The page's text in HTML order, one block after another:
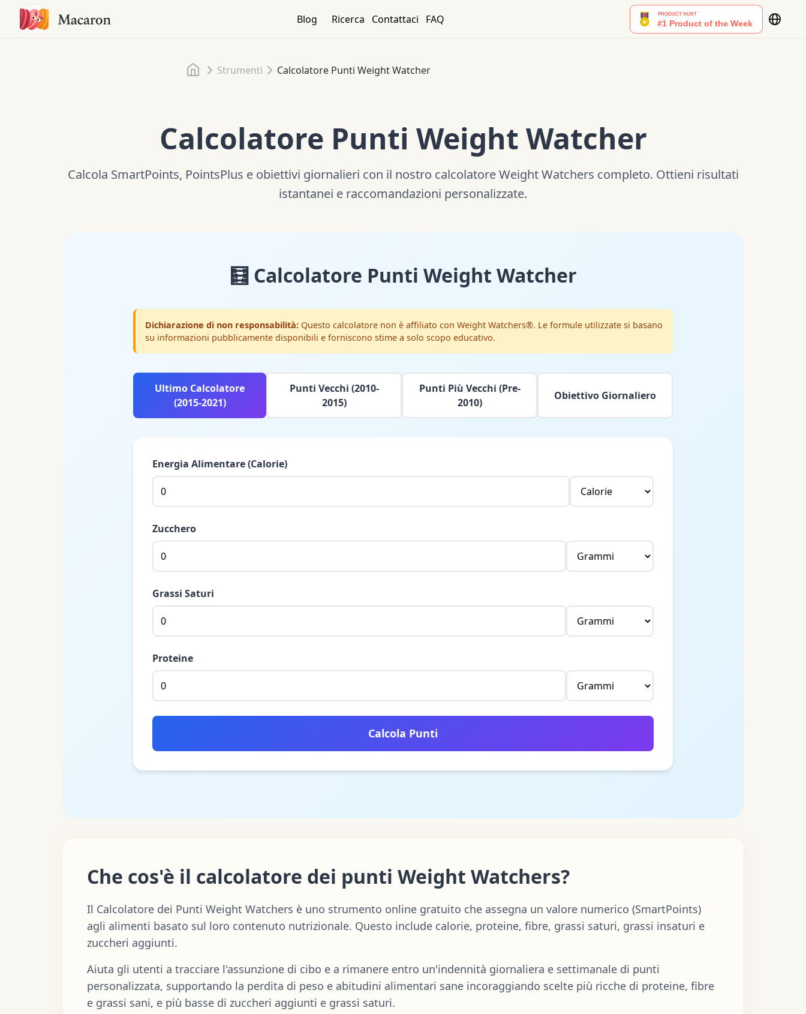
Blog Ricerca Contattaci FAQ
HomeStrumenti Calcolatore Punti Weight Watcher
Calcolatore Punti Weight Watcher
Calcola SmartPoints, PointsPlus e obiettivi giornalieri con il nostro calcolatore Weight Watchers completo. Ottieni risultati
istantanei e raccomandazioni personalizzate.
🧮 Calcolatore Punti Weight Watcher
Dichiarazione di non responsabilità: Questo calcolatore non è affiliato con Weight Watchers®. Le formule utilizzate si basano
su informazioni pubblicamente disponibili e forniscono stime a solo scopo educativo.
Ultimo Calcolatore
(2015-2021)
Punti Vecchi (2010-
2015)
Punti Più Vecchi (Pre-
2010)
Obiettivo Giornaliero
Energia Alimentare (Calorie)
Zucchero
Grassi Saturi
Proteine
Calcola Punti
Che cos'è il calcolatore dei punti Weight Watchers?
Il Calcolatore dei Punti Weight Watchers è uno strumento online gratuito che assegna un valore numerico (SmartPoints)
agli alimenti basato sul loro contenuto nutrizionale. Questo include calorie, proteine, fibre, grassi saturi, grassi insaturi e
zuccheri aggiunti.
Aiuta gli utenti a tracciare l'assunzione di cibo e a rimanere entro un'indennità giornaliera e settimanale di punti
personalizzata, supportando la perdita di peso e abitudini alimentari sane incoraggiando scelte più ricche di proteine, fibre
e grassi sani, e più basse di zuccheri aggiunti e grassi saturi.